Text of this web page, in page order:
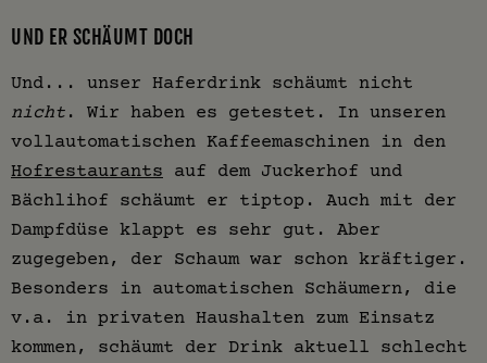
UND ER SCHÄUMT DOCH
Und... unser Haferdrink schäumt nicht
nicht . Wir haben es getestet. In unseren
vollautomatischen Kaffeemaschinen in den
Hofrestaurants auf dem Juckerhof und
Bächlihof schäumt er tiptop. Auch mit der
Dampfdüse klappt es sehr gut. Aber
zugegeben, der Schaum war schon kräftiger.
Besonders in automatischen Schäumern, die
v.a. in privaten Haushalten zum Einsatz
kommen, schäumt der Drink aktuell schlecht